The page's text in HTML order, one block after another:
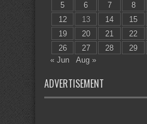
5
6 7 8
12
13 14 15
19
20 21 22
26
27 28 29
« Jun
Aug »
ADVERTISEMENT